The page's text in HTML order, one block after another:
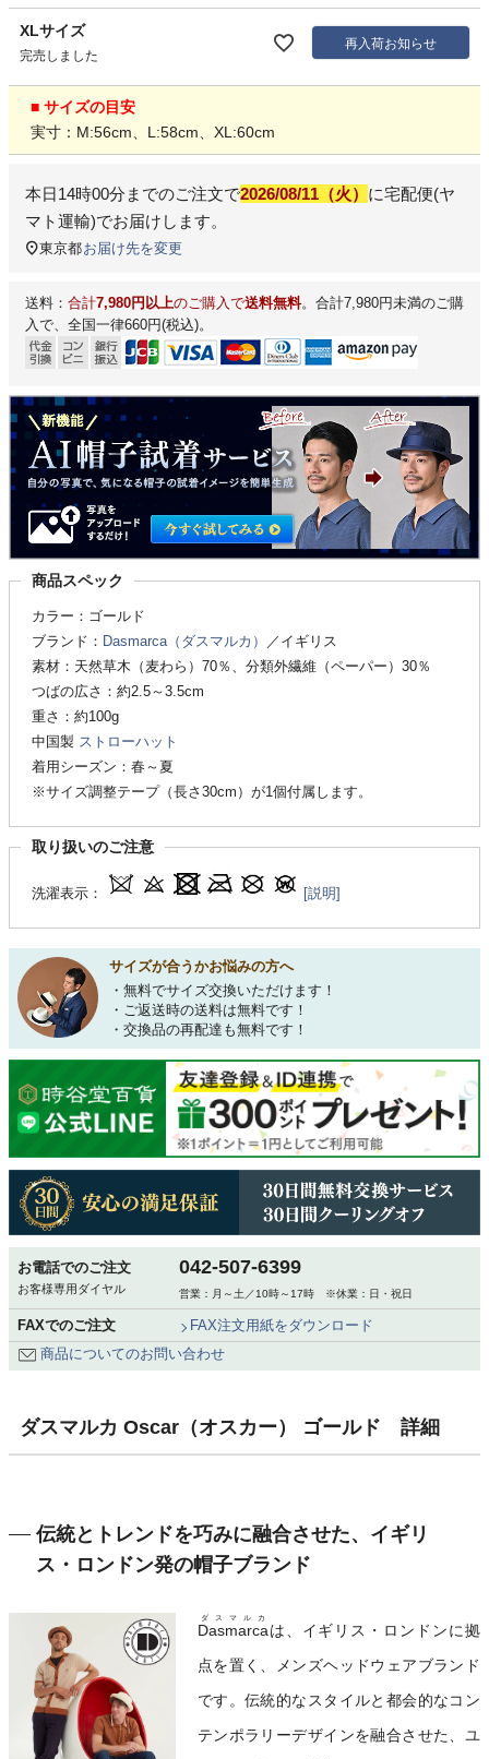
XLサイズ
完売しました
再入荷お知らせ
■ サイズの目安
実寸：M:56cm、L:58cm、XL:60cm
本日14時00分 までのご注文で2026/08/11（火） に宅配便(ヤ
マト運輸)でお届けします。
東京都お届け先を変更
送料： 合計7,980円以上のご購入で送料無料。合計7,980円未満のご購
入で、全国一律660円(税込)。
商品スペック
カラー：ゴールド
ブランド： Dasmarca（ダスマルカ）
／イギリス
素材：天然草木（麦わら）70％、分類外繊維（ペーパー）30％
つばの広さ：約2.5～3.5cm
重さ：約100g
中国製 ストローハット
着用シーズン：春～夏
※サイズ調整テープ（長さ30cm）が1個付属します。
取り扱いのご注意
洗濯表示： [説明]
サイズが合うかお悩みの方へ
・無料でサイズ交換いただけます！
・ご返送時の送料は無料です！
・交換品の再配達も無料です！
お電話でのご注文
お客様専用ダイヤル
042-507-6399
営業：月～土／10時～17時 ※休業：日・祝日
FAXでのご注文
FAX注文用紙をダウンロード
商品についてのお問い合わせ
ダスマルカ Oscar（オスカー） ゴールド 詳細
伝統とトレンドを巧みに融合させた、イギリ
ス・ロンドン発の帽子ブランド
Dasmarca
ダスマルカ
は、イギリス・ロンドンに拠
点を置く、メンズヘッドウェアブランド
です。伝統的なスタイルと都会的なコン
テンポラリーデザインを融合させた、ユ